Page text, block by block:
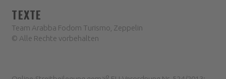
TEXTE
Team Arabba Fodom Turismo, Zeppelin
© Alle Rechte vorbehalten